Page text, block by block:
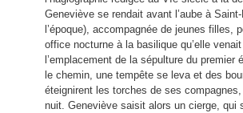
Geneviève se rendait avant l’aube à
l’époque), accompagnée de jeunes filles,
office nocturne à la basilique qu’elle
l’emplacement de la sépulture du premier
le chemin, une tempête se leva et des
éteignirent les torches de ses
nuit. Geneviève saisit alors un cierge, qui